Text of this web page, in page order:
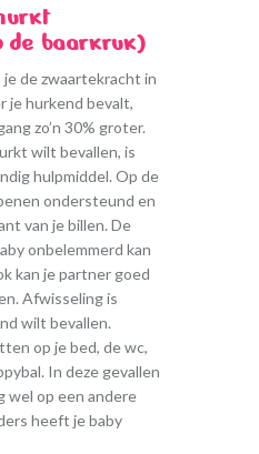
de baarkruk)
de zwaartekracht in
je hurkend bevalt,
zo’n 30% groter.
wilt bevallen, is
hulpmiddel. Op de
ondersteund en
van je billen. De
onbelemmerd kan
kan je partner goed
Afwisseling is
wilt bevallen.
op je bed, de wc,
In deze gevallen
wel op een andere
heeft je baby